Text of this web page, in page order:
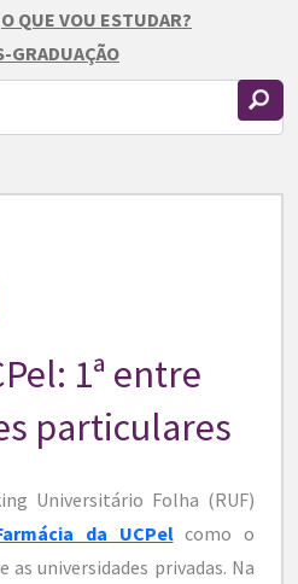
O QUE VOU ESTUDAR?
GRADUAÇÃO
1ª entre
particulares
Universitário Folha (RUF)
da UCPelcomo o
as universidades privadas. Na